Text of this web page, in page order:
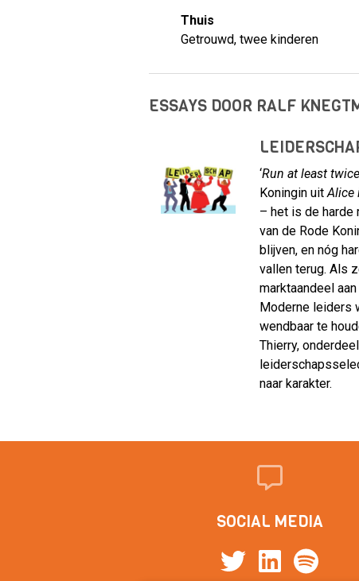
Thuis
Getrouwd, twee kinderen
ESSAYS DOOR RALF
‘Run at least
Koningin uitAlice
– het is de harde
van de Rode
blijven, en nóg
vallen terug. Als
marktaandeel
Moderne leiders
wendbaar te
Thierry,
naar karakter.
SOCIAL MEDIA